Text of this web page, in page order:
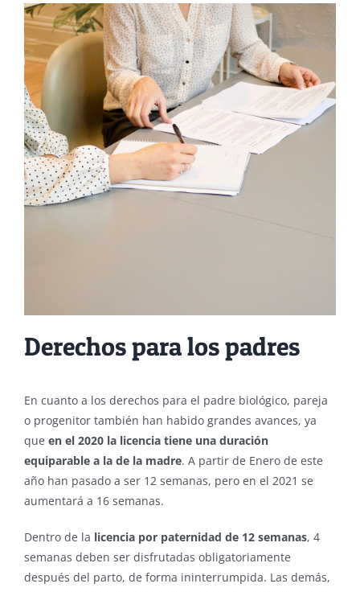
Derechos para los padres
En cuanto a los derechos para el padre biológico, pareja
o progenitor también han habido grandes avances, ya
que en el 2020 la licencia tiene una duración
equiparable a la de la madre. A partir de Enero de este
año han pasado a ser 12 semanas, pero en el 2021 se
aumentará a 16 semanas.
Dentro de la licencia por paternidad de 12 semanas, 4
semanas deben ser disfrutadas obligatoriamente
después del parto, de forma ininterrumpida. Las demás,